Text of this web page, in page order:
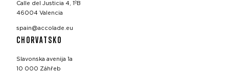
Calle del Justicia 4, 1ºB
46004 Valencia
spain@accolade.eu
CHORVATSKO
Slavonska avenija 1a
10 000 Záhřeb